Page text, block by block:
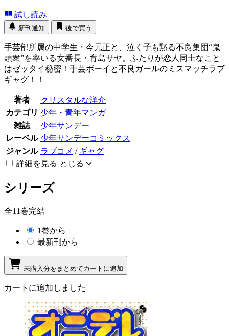
試し読み
新刊通知 後で買う
手芸部所属の中学生・今元正と、泣く子も黙る不良集団“鬼
頭衆”を率いる女番長・育島サヤ。ふたりが恋人同士なこと
はゼッタイ秘密！手芸ボーイと不良ガールのミスマッチラブ
ギャグ！！
著者
クリスタルな洋介
カテゴリ 少年・青年マンガ
雑誌
少年サンデー
レーベル 少年サンデーコミックス
ジャンル ラブコメ / ギャグ
詳細を見る とじる
シリーズ
全11巻完結
1巻から
最新刊から
未購入分をまとめてカートに追加
カートに追加しました